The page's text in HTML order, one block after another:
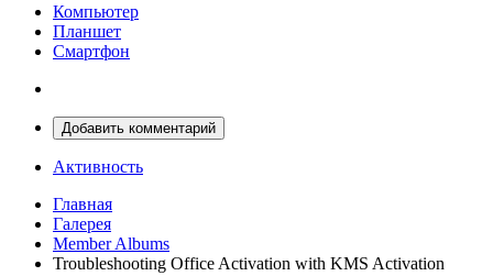
Компьютер
Планшет
Смартфон
Добавить комментарий
Активность
Главная
Галерея
Member Albums
Troubleshooting Office Activation with KMS Activation